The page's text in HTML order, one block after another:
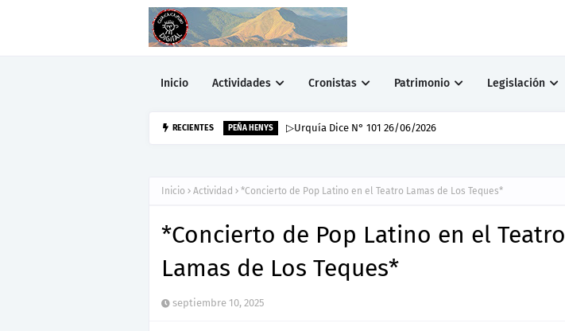
Inicio Actividades Cronistas Patrimonio Legislación
RECIENTES PEÑA HENYS ▷Urquía Dice N° 101 26/06/2026
Inicio Actividad *Concierto de Pop Latino en el Teatro Lamas de Los Teques*
*Concierto de Pop Latino en el Teatro
Lamas de Los Teques*
septiembre 10, 2025